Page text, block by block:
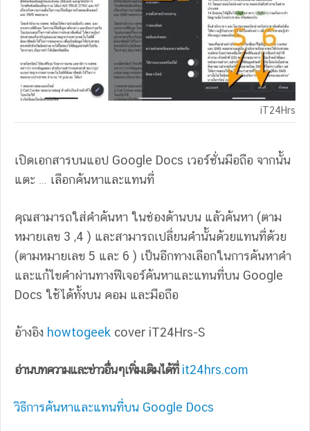
iT24Hrs
เปิดเอกสารบนแอป Google Docs เวอร์ชั่นมือถือ จากนั้น
แตะ … เลือกค้นหาและแทนที่
คุณสามารถใส่คำค้นหา ในช่องด้านบน แล้วค้นหา (ตาม
หมายเลข 3 ,4 ) และสามารถเปลี่ยนคำนั้นด้วยแทนที่ด้วย
(ตามหมายเลข 5 และ 6 ) เป็นอีกทางเลือกในการค้นหาคำ
และแก้ไขคำผ่านทางฟีเจอร์ค้นหาและแทนที่บน Google
Docs ใช้ได้ทั้งบน คอม และมือถือ
อ้างอิง howtogeek cover iT24Hrs-S
อ่านบทความและข่าวอื่นๆเพิ่มเติมได้ที่ it24hrs.com
วิธีการค้นหาและแทนที่บน Google Docs